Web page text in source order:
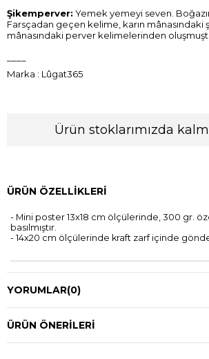
Şikemperver: Yemek yemeyi seven.
Farsçadan geçen kelime, karın mânasındaki
mânasındaki perver kelimelerinden
Marka : Lûgat365
Ürün stoklarımızda
ÜRÜN ÖZELLIKLERI
- Mini poster 13x18 cm ölçülerinde, 300 gr.
basılmıştır.
- 14x20 cm ölçülerinde kraft zarf içinde
YORUMLAR(0)
ÜRÜN ÖNERILERI